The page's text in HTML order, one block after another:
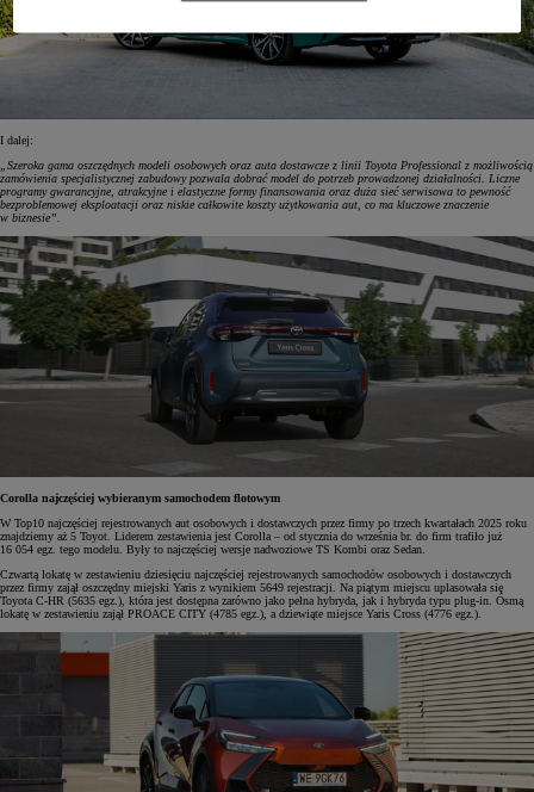
I dalej:
„Szeroka gama oszczędnych modeli osobowych oraz auta dostawcze z linii Toyota Professional z możliwością
zamówienia specjalistycznej zabudowy pozwala dobrać model do potrzeb prowadzonej działalności. Liczne
programy gwarancyjne, atrakcyjne i elastyczne formy finansowania oraz duża sieć serwisowa to pewność
bezproblemowej eksploatacji oraz niskie całkowite koszty użytkowania aut, co ma kluczowe znaczenie
w biznesie”.
Corolla najczęściej wybieranym samochodem flotowym
W Top10 najczęściej rejestrowanych aut osobowych i dostawczych przez firmy po trzech kwartałach 2025 roku
znajdziemy aż 5 Toyot. Liderem zestawienia jest Corolla – od stycznia do września br. do firm trafiło już
16 054 egz. tego modelu. Były to najczęściej wersje nadwoziowe TS Kombi oraz Sedan.
Czwartą lokatę w zestawieniu dziesięciu najczęściej rejestrowanych samochodów osobowych i dostawczych
przez firmy zajął oszczędny miejski Yaris z wynikiem 5649 rejestracji. Na piątym miejscu uplasowała się
Toyota C-HR (5635 egz.), która jest dostępna zarówno jako pełna hybryda, jak i hybryda typu plug-in. Ósmą
lokatę w zestawieniu zajął PROACE CITY (4785 egz.), a dziewiąte miejsce Yaris Cross (4776 egz.).